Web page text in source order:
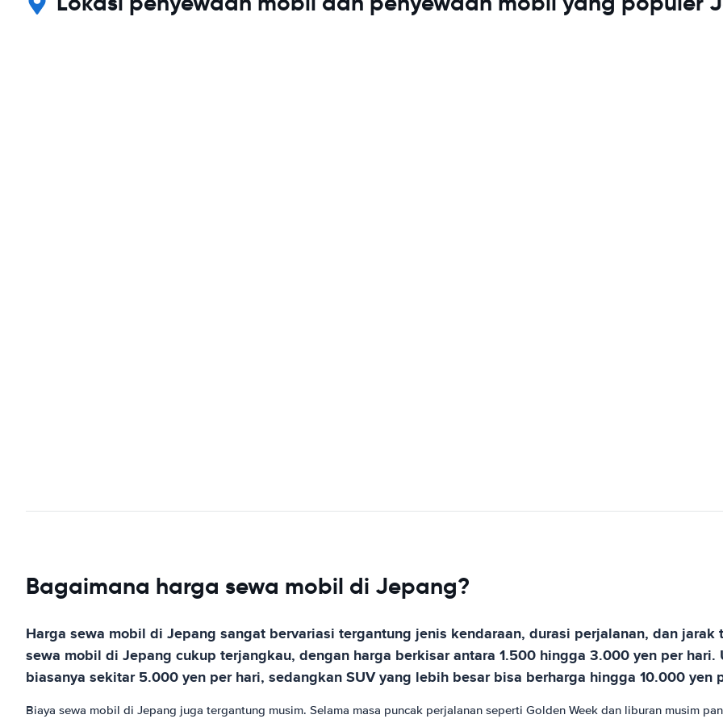
Bagaimana harga sewa mobil di Jepang?
Harga sewa mobil di Jepang sangat bervariasi tergantung jenis kendaraan, durasi perjalanan, dan jarak
sewa mobil di Jepang cukup terjangkau, dengan harga berkisar antara 1.500 hingga 3.000 yen per
biasanya sekitar 5.000 yen per hari, sedangkan SUV yang lebih besar bisa berharga hingga 10.000 yen
Biaya sewa mobil di Jepang juga tergantung musim. Selama masa puncak perjalanan seperti Golden Week dan liburan musim